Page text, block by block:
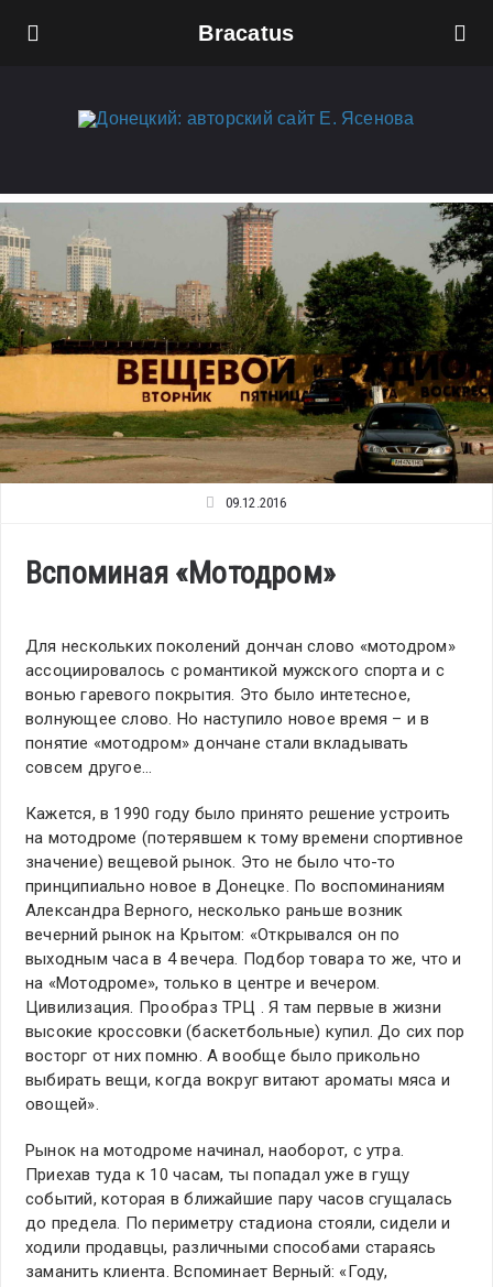
Bracatus
09.12.2016
Вспоминая «Мотодром»
Для нескольких поколений дончан слово «мотодром»
ассоциировалось с романтикой мужского спорта и с
вонью гаревого покрытия. Это было интетесное,
волнующее слово. Но наступило новое время – и в
понятие «мотодром» дончане стали вкладывать
совсем другое…
Кажется, в 1990 году было принято решение устроить
на мотодроме (потерявшем к тому времени спортивное
значение) вещевой рынок. Это не было что-то
принципиально новое в Донецке. По воспоминаниям
Александра Верного, несколько раньше возник
вечерний рынок на Крытом: «Открывался он по
выходным часа в 4 вечера. Подбор товара то же, что и
на «Мотодроме», только в центре и вечером.
Цивилизация. Прообраз ТРЦ . Я там первые в жизни
высокие кроссовки (баскетбольные) купил. До сих пор
восторг от них помню. А вообще было прикольно
выбирать вещи, когда вокруг витают ароматы мяса и
овощей».
Рынок на мотодроме начинал, наоборот, с утра.
Приехав туда к 10 часам, ты попадал уже в гущу
событий, которая в ближайшие пару часов сгущалась
до предела. По периметру стадиона стояли, сидели и
ходили продавцы, различными способами стараясь
заманить клиента. Вспоминает Верный: «Году,